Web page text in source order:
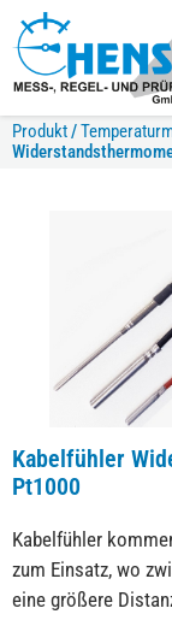
Produkt/
Kabelfühler
Pt1000
Kabelfühler
zum Einsatz, wo
eine größere